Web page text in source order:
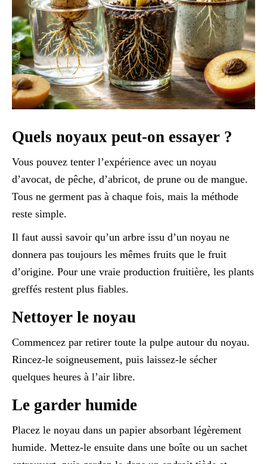
Quels noyaux peut-on essayer ?
Vous pouvez tenter l’expérience avec un noyau
d’avocat, de pêche, d’abricot, de prune ou de mangue.
Tous ne germent pas à chaque fois, mais la méthode
reste simple.
Il faut aussi savoir qu’un arbre issu d’un noyau ne
donnera pas toujours les mêmes fruits que le fruit
d’origine. Pour une vraie production fruitière, les plants
greffés restent plus fiables.
Nettoyer le noyau
Commencez par retirer toute la pulpe autour du noyau.
Rincez-le soigneusement, puis laissez-le sécher
quelques heures à l’air libre.
Le garder humide
Placez le noyau dans un papier absorbant légèrement
humide. Mettez-le ensuite dans une boîte ou un sachet